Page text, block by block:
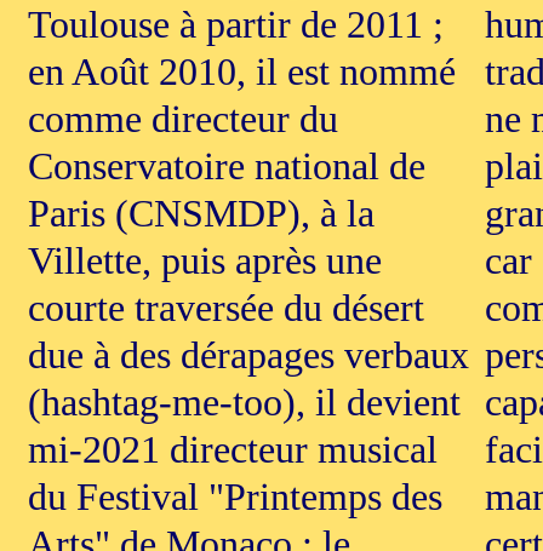
Toulouse à partir de 2011 ;
en Août 2010, il est nommé
comme directeur du
Conservatoire national de
Paris (CNSMDP), à la
Villette, puis après une
courte traversée du désert
due à des dérapages verbaux
(hashtag-me-too), il devient
mi-2021 directeur musical
du Festival "Printemps des
ne